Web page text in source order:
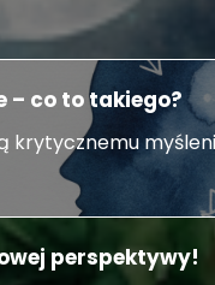
– co to takiego?
perspektywy!